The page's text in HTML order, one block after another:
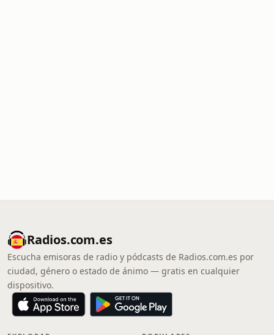
Radios.com.es
Escucha emisoras de radio y pódcasts de Radios.com.es por
ciudad, género o estado de ánimo — gratis en cualquier
dispositivo.